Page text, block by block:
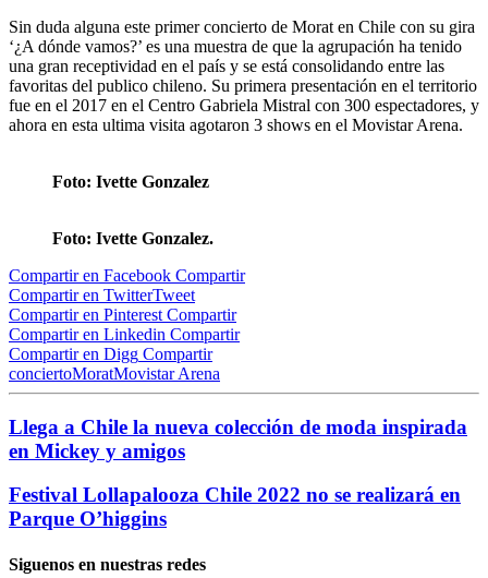
Sin duda alguna este primer concierto de Morat en Chile con su gira
‘¿A dónde vamos?’ es una muestra de que la agrupación ha tenido
una gran receptividad en el país y se está consolidando entre las
favoritas del publico chileno. Su primera presentación en el territorio
fue en el 2017 en el Centro Gabriela Mistral con 300 espectadores, y
ahora en esta ultima visita agotaron 3 shows en el Movistar Arena.
Foto: Ivette Gonzalez
Foto: Ivette Gonzalez.
Compartir en Facebook Compartir
Compartir en TwitterTweet
Compartir en Pinterest Compartir
Compartir en Linkedin Compartir
Compartir en Digg Compartir
conciertoMoratMovistar Arena
Llega a Chile la nueva colección de moda inspirada
en Mickey y amigos
Festival Lollapalooza Chile 2022 no se realizará en
Parque O’higgins
Siguenos en nuestras redes